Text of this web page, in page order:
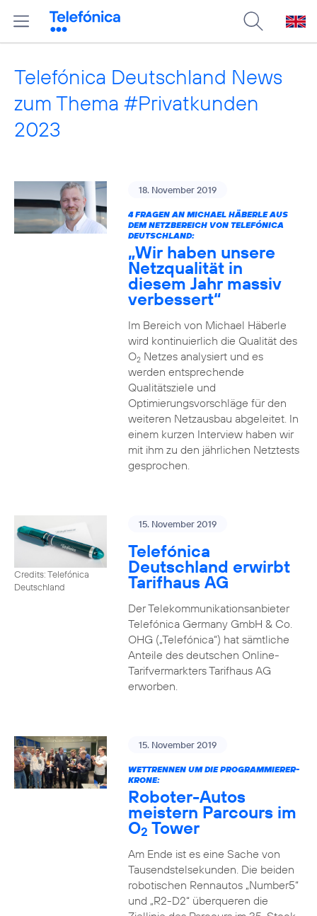
Telefónica Deutschland News
zum Thema #Privatkunden
2023
18. November 2019
4 FRAGEN AN MICHAEL HÄBERLE AUS
DEM NETZBEREICH VON TELEFÓNICA
DEUTSCHLAND:
„Wir haben unsere
Netzqualität in
diesem Jahr massiv
verbessert“
Im Bereich von Michael Häberle
wird kontinuierlich die Qualität des
O2Netzes analysiert und es
werden entsprechende
Qualitätsziele und
Optimierungsvorschläge für den
weiteren Netzausbau abgeleitet. In
einem kurzen Interview haben wir
mit ihm zu den jährlichen Netztests
gesprochen.
Credits: Telefónica
Deutschland
15. November 2019
Telefónica
Deutschland erwirbt
Tarifhaus AG
Der Telekommunikationsanbieter
Telefónica Germany GmbH & Co.
OHG („Telefónica“) hat sämtliche
Anteile des deutschen Online-
Tarifvermarkters Tarifhaus AG
erworben.
15. November 2019
WETTRENNEN UM DIE PROGRAMMIERER-
KRONE:
Roboter-Autos
meistern Parcours im
O2 Tower
Am Ende ist es eine Sache von
Tausendstelsekunden. Die beiden
robotischen Rennautos „Number5“
und „R2-D2“ überqueren die